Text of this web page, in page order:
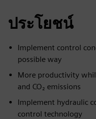
ประโยชน์
Implement control
possible way
More productivity
and CO₂ emissions
Implement hydraulic
control technology